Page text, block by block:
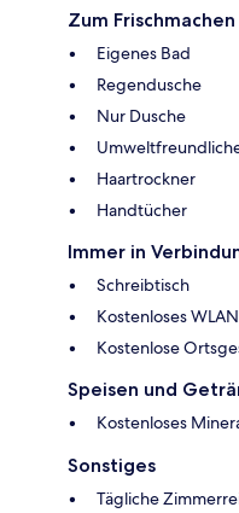
Zum Frischmachen
Eigenes Bad
Regendusche
Nur Dusche
Haartrockner
Handtücher
Immer in
Schreibtisch
Kostenloses
Kostenlose
Speisen und
Kostenloses
Sonstiges
Tägliche